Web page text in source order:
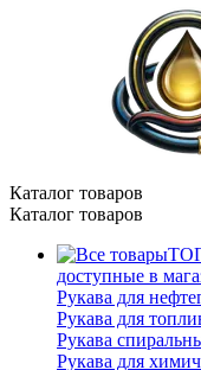
Каталог товаров
Каталог товаров
доступные в
Рукава для
Рукава для
Рукава
Рукава для
Ольга